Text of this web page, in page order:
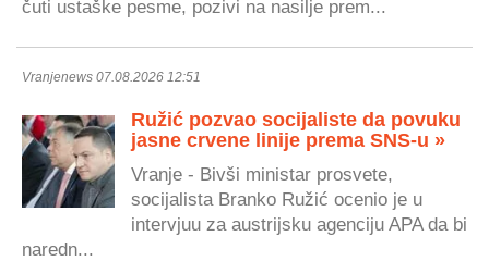
čuti ustaške pesme, pozivi na nasilje prem...
Vranjenews 07.08.2026 12:51
Ružić pozvao socijaliste da povuku
jasne crvene linije prema SNS-u »
Vranje - Bivši ministar prosvete,
socijalista Branko Ružić ocenio je u
intervjuu za austrijsku agenciju APA da bi
naredn...